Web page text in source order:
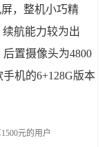
，整机小巧精
续航能力较为出
置摄像头为4800
机的6+128G版本